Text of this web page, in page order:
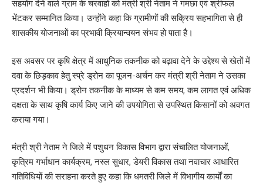
सहयोग देने वाले ग्राम के चरवाहों को मंत्री श्री नेताम ने गमछा एवं श्रीफल
भेंटकर सम्मानित किया। उन्होंने कहा कि ग्रामीणों की सक्रिय सहभागिता से ही
शासकीय योजनाओं का प्रभावी क्रियान्वयन संभव हो पाता है।
इस अवसर पर कृषि क्षेत्र में आधुनिक तकनीक को बढ़ावा देने के उद्देश्य से खेतों में
दवा के छिड़काव हेतु स्प्रे ड्रोन का पूजन-अर्चन कर मंत्री श्री नेताम ने उसका
प्रदर्शन भी किया। ड्रोन तकनीक के माध्यम से कम समय, कम लागत एवं अधिक
दक्षता के साथ कृषि कार्य किए जाने की उपयोगिता से उपस्थित किसानों को अवगत
कराया गया।
मंत्री श्री नेताम ने जिले में पशुधन विकास विभाग द्वारा संचालित योजनाओं,
कृत्रिम गर्भाधान कार्यक्रम, नस्ल सुधार, डेयरी विकास तथा नवाचार आधारित
गतिविधियों की सराहना करते हुए कहा कि धमतरी जिले में विभागीय कार्यों का